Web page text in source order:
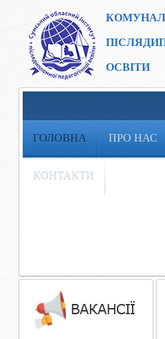
ОСВІТИ
ГОЛОВНА ПРО НАС
КОНТАКТИ